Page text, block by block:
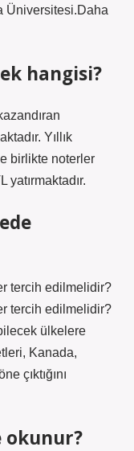
Üniversitesi.Daha
hangisi?
Yıllık
birlikte noterler
yatırmaktadır.
tercih edilmelidir?
tercih edilmelidir?
ülkelere
Kanada,
çıktığını
okunur?